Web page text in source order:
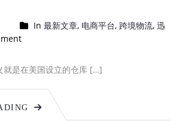
In 最新文章, 电商平台, 跨境物流, 迅
就是在美国设立的仓库 […]